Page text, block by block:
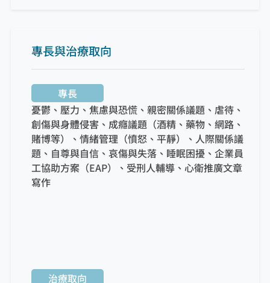
專長與治療取向
專長
憂鬱、壓力、焦慮與恐慌、親密關係議題、虐待、
創傷與身體侵害、成癮議題（酒精、藥物、網路、
賭博等）、情緒管理（憤怒、平靜）、人際關係議
題、自尊與自信、哀傷與失落、睡眠困擾、企業員
工協助方案（EAP）、受刑人輔導、心衛推廣文章
寫作
治療取向